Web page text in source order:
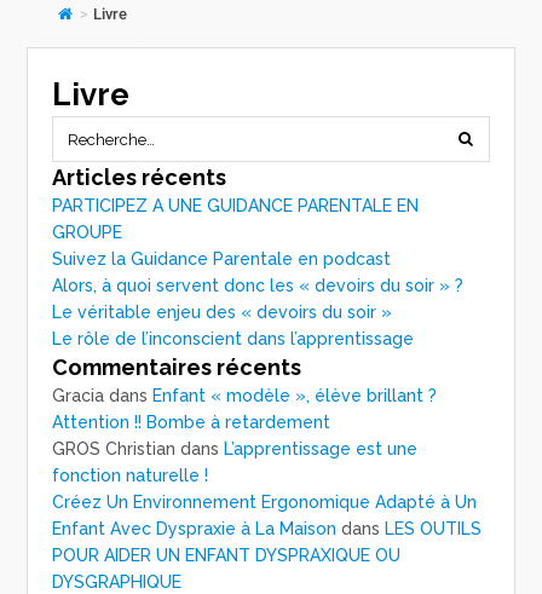
> Livre
Livre
Articles récents
PARTICIPEZ A UNE GUIDANCE PARENTALE EN
GROUPE
Suivez la Guidance Parentale en podcast
Alors, à quoi servent donc les « devoirs du soir » ?
Le véritable enjeu des « devoirs du soir »
Le rôle de l’inconscient dans l’apprentissage
Commentaires récents
Gracia dans Enfant « modèle », élève brillant ?
Attention !! Bombe à retardement
GROS Christian dans L’apprentissage est une
fonction naturelle !
Créez Un Environnement Ergonomique Adapté à Un
Enfant Avec Dyspraxie à La Maison dans LES OUTILS
POUR AIDER UN ENFANT DYSPRAXIQUE OU
DYSGRAPHIQUE